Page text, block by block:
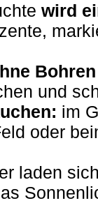
wird
und
im
oder
laden